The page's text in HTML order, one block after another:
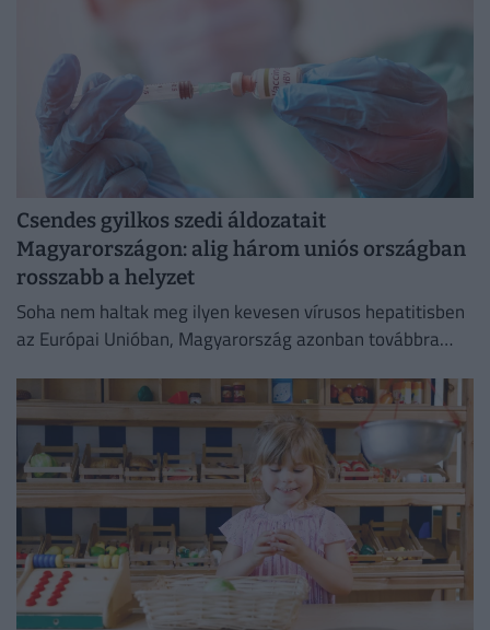
Csendes gyilkos szedi áldozatait
Magyarországon: alig három uniós országban
rosszabb a helyzet
Soha nem haltak meg ilyen kevesen vírusos hepatitisben
az Európai Unióban, Magyarország azonban továbbra